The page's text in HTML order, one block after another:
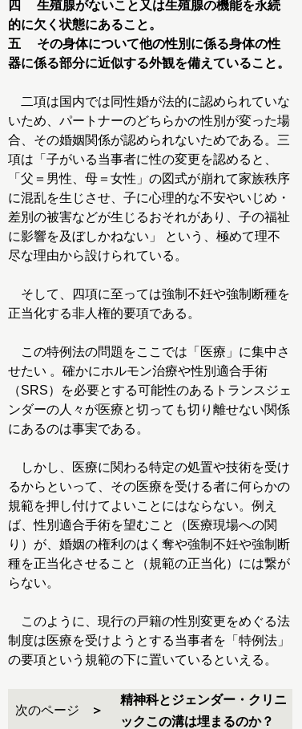
四 生殖腺がないこと又は生殖腺の機能を永続
的に欠く状態にあること。
五 その身体について他の性別に係る身体の性
器に係る部分に近似する外観を備えていること。
二項は国内では同性婚が法的に認められていな
いため、パートナーのどちらかの性別が変った場
合、その婚姻関係が認められないためである。三
項は「子がいる当事者に性の変更を認めると、
「父＝男性、母＝女性」の図式が崩れて家族秩序
に混乱を生じさせ、子に心理的な不安やいじめ・
差別の被害などが生じるおそれがあり、子の福祉
に影響を及ぼしかねない」 という、極めて理不
尽な理由から設けられている。
そして、四項に至っては強制不妊や強制断種を
正当化する非人権的要項である。
この特例法の問題をここでは「医療」に集中さ
せたい 。確かにホルモン治療や性別適合手術
（SRS）を必要とする可能性のあるトランスジェ
ンダーの人々が医療と切っても切り離せない関係
にあるのは事実である。
しかし、医療に関わる特定の処置や技術を受け
るからといって、その医療を受ける者に何らかの
規範を押し付けてよいことにはならない。例え
ば、性別適合手術を望むこと（医療現場への関
り）が、婚姻の権利のはく奪や強制不妊や強制断
種を正当化させること（規範の正当化）には繋が
らない。
このように、現行の戸籍の性別変更をめぐる法
制度は医療を受けようとする当事者を「特例法」
の要項という規範の下に置いているといえる。
次のページ
精神科とジェンダー・クリニ
ックこの溝は埋まるのか？